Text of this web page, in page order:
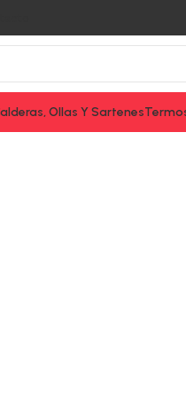
Ollas Y Sartenes